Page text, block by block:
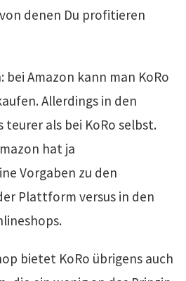
denen Du profitieren
bei Amazon kann man KoRo
Allerdings in den
teurer als bei KoRo selbst.
hat ja
Vorgaben zu den
Plattform versus in den
bietet KoRo übrigens auch